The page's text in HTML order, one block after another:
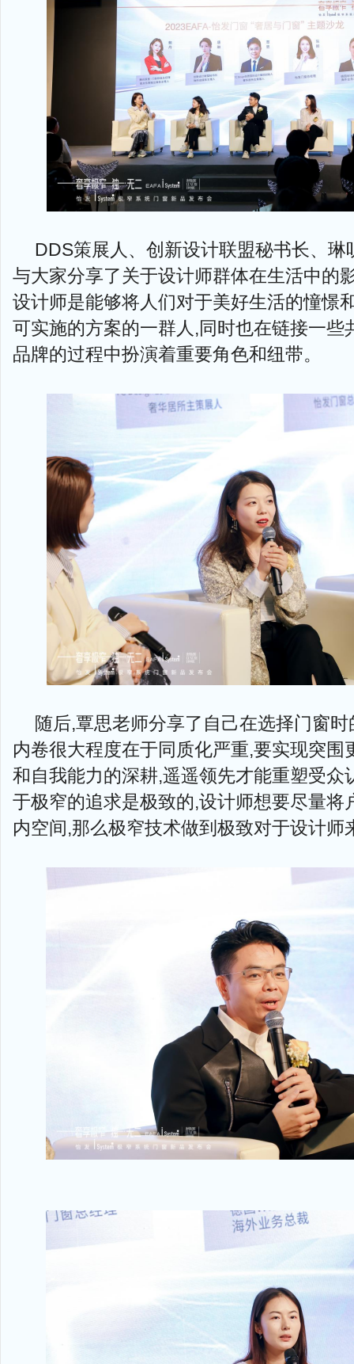
DDS策展人、创新设计联盟秘书长、琳
与大家分享了关于设计师群体在生活中的
设计师是能够将人们对于美好生活的憧憬
可实施的方案的一群人,同时也在链接一些
品牌的过程中扮演着重要角色和纽带。
随后,覃思老师分享了自己在选择门窗
内卷很大程度在于同质化严重,要实现突围
和自我能力的深耕,遥遥领先才能重塑受众
于极窄的追求是极致的,设计师想要尽量将
内空间,那么极窄技术做到极致对于设计师